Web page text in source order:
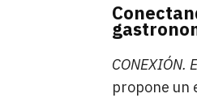
CONEXIÓN.
propone un